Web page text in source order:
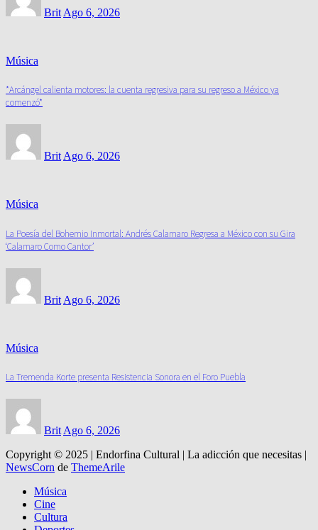
Brit Ago 6, 2026
Música
*Arcángel calienta motores: la cuenta regresiva para su regreso a México ya
comenzó*
BritAgo 6, 2026
Música
La Poesía del Bohemio Inmortal: Andrés Calamaro Regresa a México con su Gira
‘Calamaro Como Cantor’
Brit Ago 6, 2026
Música
La Tremenda Korte presenta Resistencia Sonora en el Foro Puebla
Brit Ago 6, 2026
Copyright © 2025 | Endorfina Cultural | La adicción que necesitas |
NewsCorn de ThemeArile
Música
Cine
Cultura